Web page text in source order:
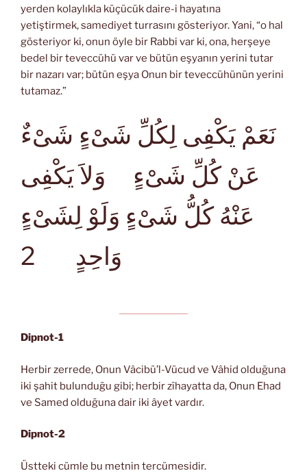
yerden kolaylıkla küçücük daire-i hayatına
yetiştirmek, samediyet turrasını gösteriyor. Yani, “o hal
gösteriyor ki, onun öyle bir Rabbi var ki, ona, herşeye
bedel bir teveccühü var ve bütün eşyanın yerini tutar
bir nazarı var; bütün eşya Onun bir teveccühünün yerini
tutamaz.”
نَعَمْ يَكْفِى لِكُلِّ شَىْءٍ شَىْءٌ
عَنْ كُلِّ شَىْءٍ وَلاَ يَكْفِى
عَنْهُ كُلُّ شَىْءٍ وَلَوْ لِشَىْءٍ
وَاحِدٍ
2
Dipnot-1
Herbir zerrede, Onun Vâcibü’l-Vücud ve Vâhid olduğuna
iki şahit bulunduğu gibi; herbir zîhayatta da, Onun Ehad
ve Samed olduğuna dair iki âyet vardır.
Dipnot-2
Üstteki cümle bu metnin tercümesidir.